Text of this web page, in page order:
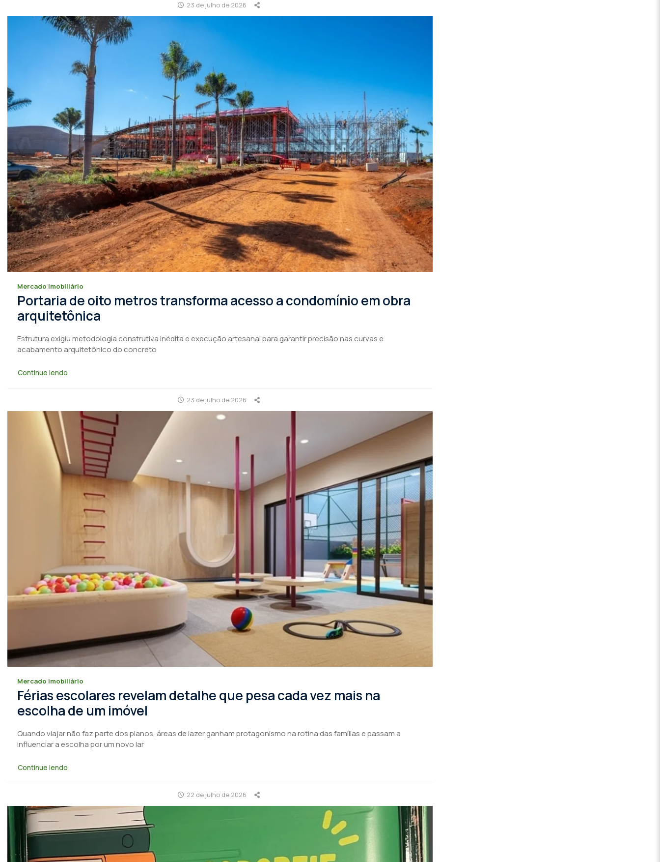
23 de julho de 2026
Mercado imobiliário
Portaria de oito metros transforma acesso a condomínio em obra
arquitetônica
Estrutura exigiu metodologia construtiva inédita e execução artesanal para garantir precisão nas curvas e
acabamento arquitetônico do concreto
Continue lendo
23 de julho de 2026
Mercado imobiliário
Férias escolares revelam detalhe que pesa cada vez mais na
escolha de um imóvel
Quando viajar não faz parte dos planos, áreas de lazer ganham protagonismo na rotina das famílias e passam a
influenciar a escolha por um novo lar
Continue lendo
22 de julho de 2026